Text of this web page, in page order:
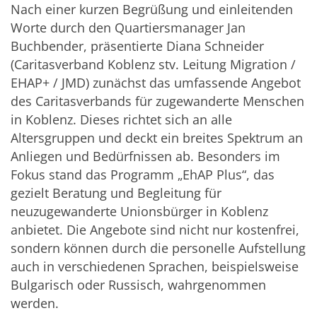
Nach einer kurzen Begrüßung und einleitenden
Worte durch den Quartiersmanager Jan
Buchbender, präsentierte Diana Schneider
(Caritasverband Koblenz stv. Leitung Migration /
EHAP+ / JMD) zunächst das umfassende Angebot
des Caritasverbands für zugewanderte Menschen
in Koblenz. Dieses richtet sich an alle
Altersgruppen und deckt ein breites Spektrum an
Anliegen und Bedürfnissen ab. Besonders im
Fokus stand das Programm „EhAP Plus“, das
gezielt Beratung und Begleitung für
neuzugewanderte Unionsbürger in Koblenz
anbietet. Die Angebote sind nicht nur kostenfrei,
sondern können durch die personelle Aufstellung
auch in verschiedenen Sprachen, beispielsweise
Bulgarisch oder Russisch, wahrgenommen
werden.